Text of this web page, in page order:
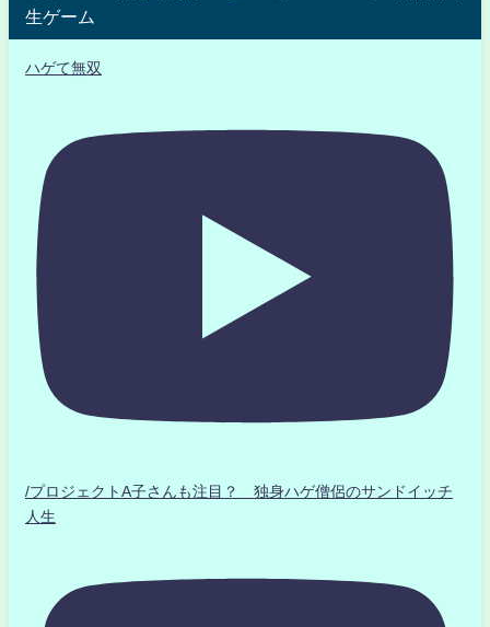
生ゲーム
ハゲて無双
/プロジェクトA子さんも注目？ 独身ハゲ僧侶のサンドイッチ
人生